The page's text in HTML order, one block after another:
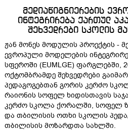
მედიაწიგნიერების
ინტეგრირება ქართულ
შეხვედრები სკოლის
ჟან მონეს მოდულის პროექტის -
ევროპული მოდელების
სფეროში (EUMLGE) ფარგლებში,
ოქტომბრამდე შეხვედრები
პედაგოგებთან გორის კერძო
რაიონის სოფელ ხიდისთავის
კერძო სკოლა ქორალში, სოფელ
და თბილისის ოთხი სკოლის
თბილისის მოზარდთა სახლში.